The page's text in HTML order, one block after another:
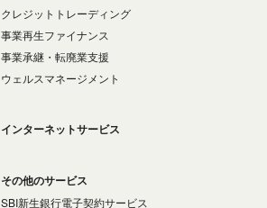
クレジットトレーディング
事業再生ファイナンス
事業承継・転廃業支援
ウェルスマネージメント
インターネットサービス
その他のサービス
SBI新生銀行電子契約サービス